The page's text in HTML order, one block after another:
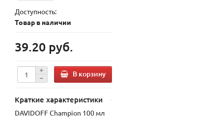
Доступность:
Товар в наличии
39.20 руб.
В корзину
Краткие характеристики
DAVIDOFF Champion 100 мл